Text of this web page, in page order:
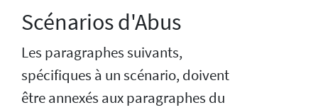
Scénarios d'Abus
Les paragraphes suivants,
spécifiques à un scénario, doivent
être annexés aux paragraphes du